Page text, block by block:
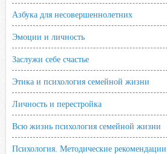
Азбука для несовершеннолетних
Эмоции и личность
Заслужи себе счастье
Этика и психология семейной жизни
Личность и перестройка
Всю жизнь психология семейной жизни
Психология. Методические рекомендации